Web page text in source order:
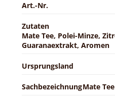
Art.-Nr.
Zutaten
Mate Tee, Polei-Minze,
Guaranaextrakt, Aromen
Ursprungsland
SachbezeichnungMate